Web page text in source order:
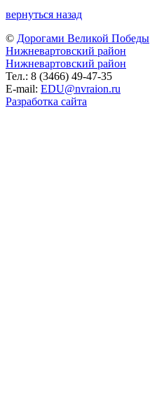
вернуться назад
© Дорогами Великой Победы
Нижневартовский район
Нижневартовский район
Тел.: 8 (3466) 49-47-35
E-mail: EDU@nvraion.ru
Разработка сайта